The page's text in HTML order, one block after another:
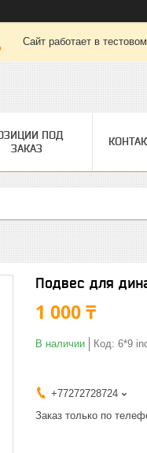
Сайт работает в
ПОД
ЗАКАЗ
Подвес для
1 000 ₸
В наличии Код: 6*9
+77272728724
Заказ только по